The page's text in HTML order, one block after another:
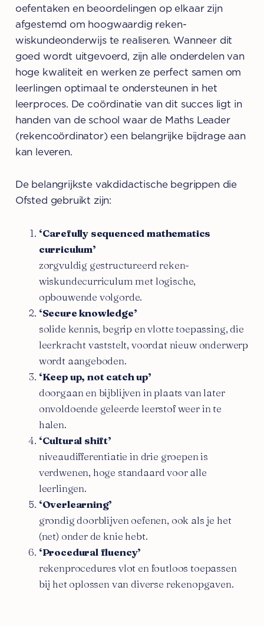
oefentaken en beoordelingen op elkaar zijn
afgestemd om hoogwaardig reken-
wiskundeonderwijs te realiseren. Wanneer dit
goed wordt uitgevoerd, zijn alle onderdelen van
hoge kwaliteit en werken ze perfect samen om
leerlingen optimaal te ondersteunen in het
leerproces. De coördinatie van dit succes ligt in
handen van de school waar de Maths Leader
(rekencoördinator) een belangrijke bijdrage aan
kan leveren.
De belangrijkste vakdidactische begrippen die
Ofsted gebruikt zijn:
‘Carefully sequenced mathematics
curriculum’
zorgvuldig gestructureerd reken-
wiskundecurriculum met logische,
opbouwende volgorde.
‘Secure knowledge’
solide kennis, begrip en vlotte toepassing, die
leerkracht vaststelt, voordat nieuw onderwerp
wordt aangeboden.
‘Keep up, not catch up’
doorgaan en bijblijven in plaats van later
onvoldoende geleerde leerstof weer in te
halen.
‘Cultural shift’
niveaudifferentiatie in drie groepen is
verdwenen, hoge standaard voor alle
leerlingen.
‘Overlearning’
grondig doorblijven oefenen, ook als je het
(net) onder de knie hebt.
‘Procedural fluency’
rekenprocedures vlot en foutloos toepassen
bij het oplossen van diverse rekenopgaven.